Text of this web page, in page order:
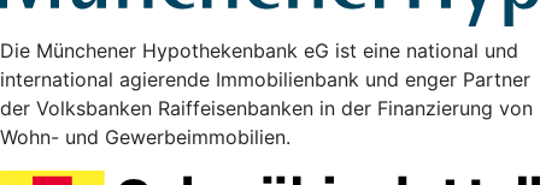
Die Münchener Hypothekenbank eG ist eine national und
international agierende Immobilienbank und enger Partner
der Volksbanken Raiffeisenbanken in der Finanzierung von
Wohn- und Gewerbeimmobilien.